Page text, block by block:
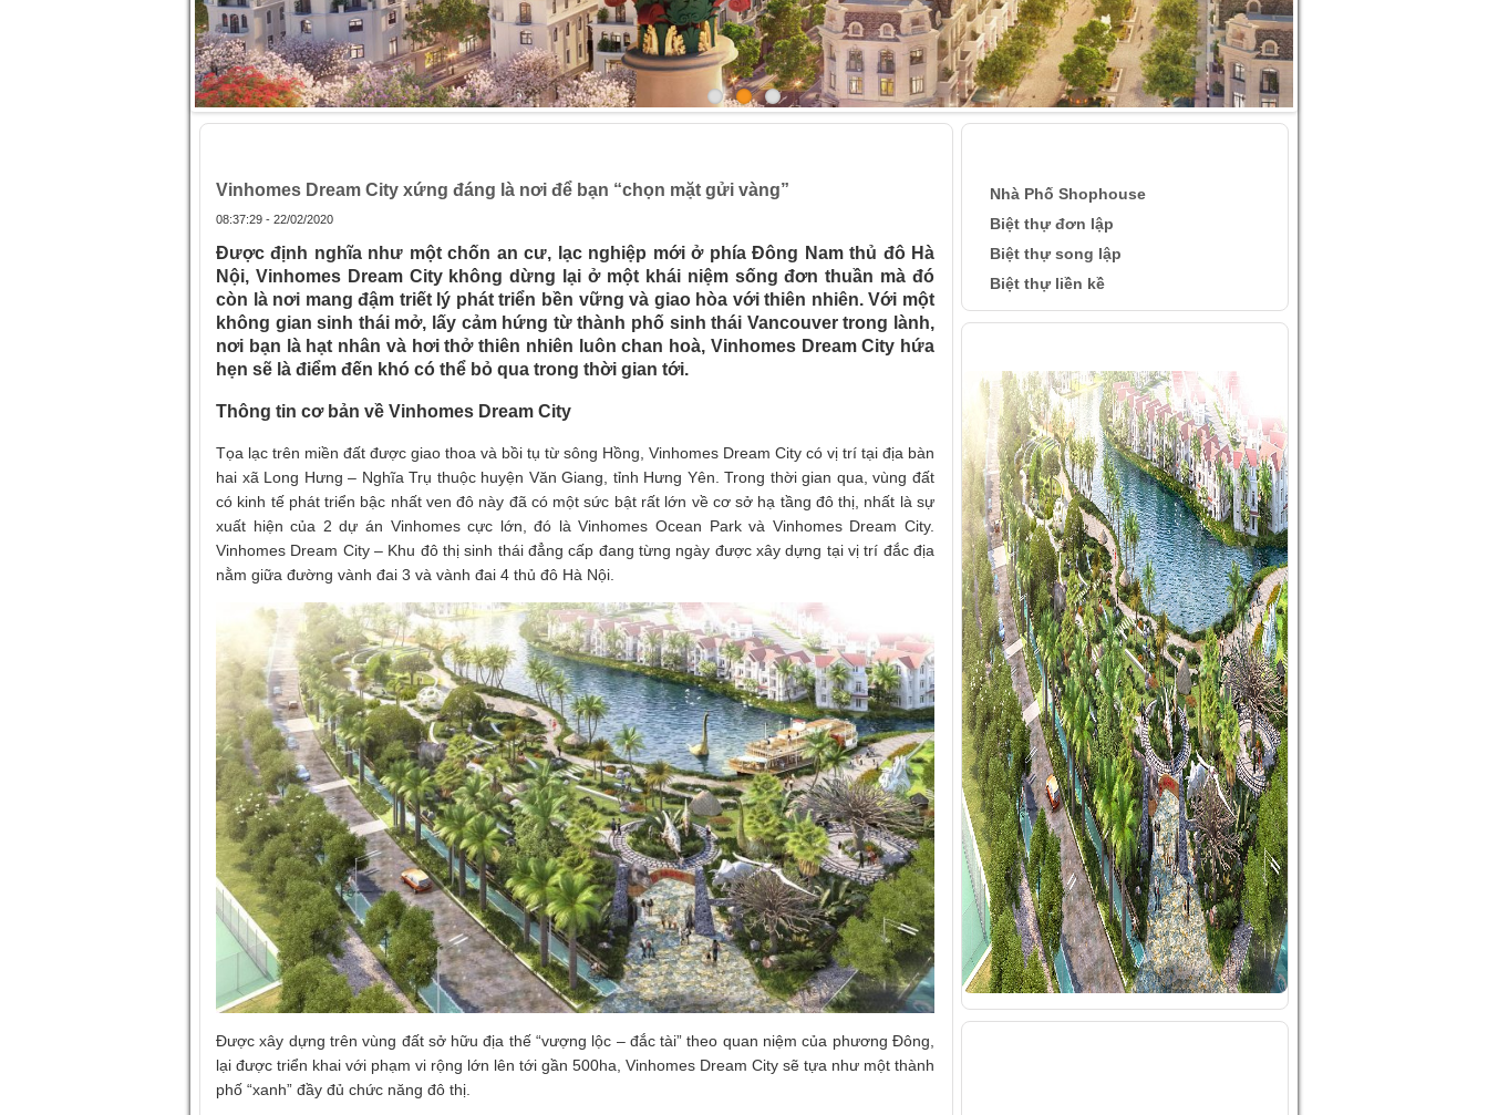
Vinhomes Dream City xứng đáng là nơi để bạn “chọn mặt gửi vàng”
08:37:29 - 22/02/2020
Được định nghĩa như một chốn an cư, lạc nghiệp mới ở phía Đông Nam thủ đô Hà
Nội, Vinhomes Dream City không dừng lại ở một khái niệm sống đơn thuần mà đó
còn là nơi mang đậm triết lý phát triển bền vững và giao hòa với thiên nhiên. Với một
không gian sinh thái mở, lấy cảm hứng từ thành phố sinh thái Vancouver trong lành,
nơi bạn là hạt nhân và hơi thở thiên nhiên luôn chan hoà, Vinhomes Dream City hứa
hẹn sẽ là điểm đến khó có thể bỏ qua trong thời gian tới.
Thông tin cơ bản về Vinhomes Dream City
Tọa lạc trên miền đất được giao thoa và bồi tụ từ sông Hồng, Vinhomes Dream City có vị trí tại địa bàn
hai xã Long Hưng – Nghĩa Trụ thuộc huyện Văn Giang, tỉnh Hưng Yên. Trong thời gian qua, vùng đất
có kinh tế phát triển bậc nhất ven đô này đã có một sức bật rất lớn về cơ sở hạ tầng đô thị, nhất là sự
xuất hiện của 2 dự án Vinhomes cực lớn, đó là Vinhomes Ocean Park và Vinhomes Dream City.
Vinhomes Dream City – Khu đô thị sinh thái đẳng cấp đang từng ngày được xây dựng tại vị trí đắc địa
nằm giữa đường vành đai 3 và vành đai 4 thủ đô Hà Nội.
Được xây dựng trên vùng đất sở hữu địa thế “vượng lộc – đắc tài” theo quan niệm của phương Đông,
lại được triển khai với phạm vi rộng lớn lên tới gần 500ha, Vinhomes Dream City sẽ tựa như một thành
phố “xanh” đầy đủ chức năng đô thị.
Nhà Phố Shophouse
Biệt thự đơn lập
Biệt thự song lập
Biệt thự liền kề